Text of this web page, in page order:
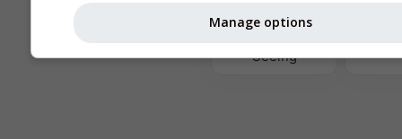
Seeing
Manage options